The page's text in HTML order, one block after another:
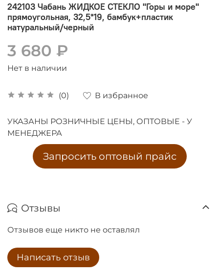
242103 Чабань ЖИДКОЕ СТЕКЛО "Горы и море"
прямоугольная, 32,5*19, бамбук+пластик
натуральный/черный
(0) В избранное
3 680 ₽
Нет в наличии
УКАЗАНЫ РОЗНИЧНЫЕ ЦЕНЫ, ОПТОВЫЕ - У
МЕНЕДЖЕРА
Запросить оптовый прайс
Отзывы
Отзывов еще никто не оставлял
Написать отзыв